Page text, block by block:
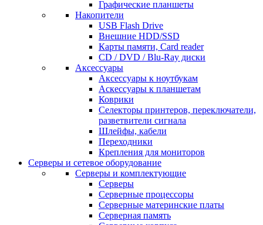
Графические планшеты
Накопители
USB Flash Drive
Внешние HDD/SSD
Карты памяти, Card reader
CD / DVD / Blu-Ray диски
Аксессуары
Аксессуары к ноутбукам
Аскессуары к планшетам
Коврики
Селекторы принтеров, переключатели,
разветвители сигнала
Шлейфы, кабели
Переходники
Крепления для мониторов
Серверы и сетевое оборудование
Серверы и комплектующие
Серверы
Серверные процессоры
Серверные материнские платы
Серверная память